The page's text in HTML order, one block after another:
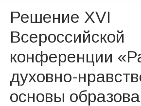
Решение XVI
Всероссийской
конференции
духовно-
основы